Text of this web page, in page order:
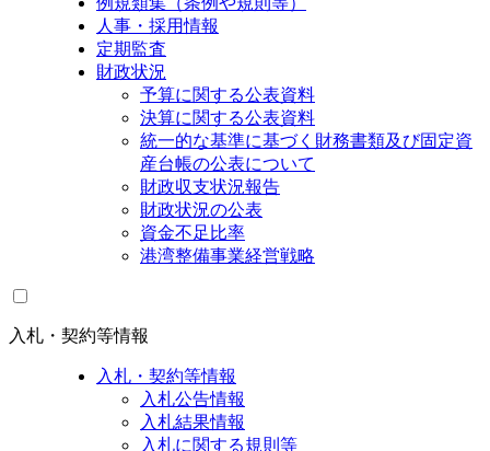
人事・採用情報
定期監査
財政状況
予算に関する公表資料
決算に関する公表資料
統一的な基準に基づく財務書類及び固定資
産台帳の公表について
財政収支状況報告
財政状況の公表
資金不足比率
港湾整備事業経営戦略
入札・契約等情報
入札・契約等情報
入札公告情報
入札結果情報
入札に関する規則等